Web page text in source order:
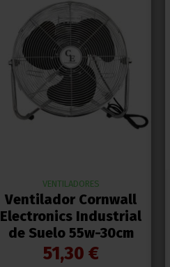
VENTILADORES
Ventilador Cornwall
Electronics Industrial
de Suelo 55w-30cm
51,30 €